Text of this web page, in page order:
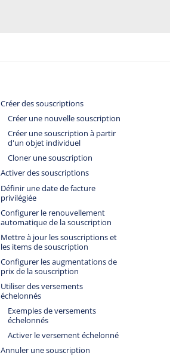
Créer des souscriptions
Créer une nouvelle souscription
Créer une souscription à partir
d'un objet individuel
Cloner une souscription
Activer des souscriptions
Définir une date de facture
privilégiée
Configurer le renouvellement
automatique de la souscription
Mettre à jour les souscriptions et
les items de souscription
Configurer les augmentations de
prix de la souscription
Utiliser des versements
échelonnés
Exemples de versements
échelonnés
Activer le versement échelonné
Annuler une souscription